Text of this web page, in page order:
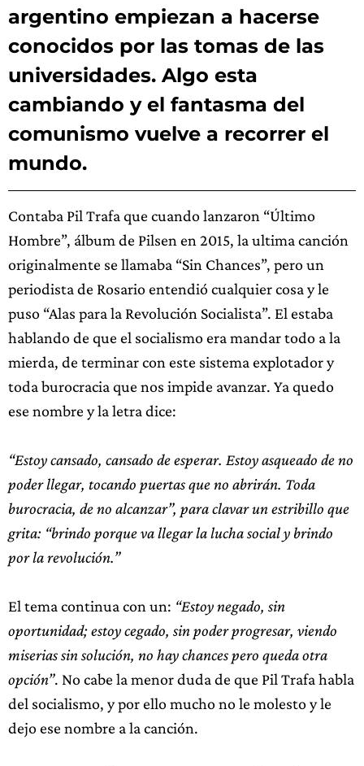
argentino empiezan a hacerse
conocidos por las tomas de las
universidades. Algo esta
cambiando y el fantasma del
comunismo vuelve a recorrer el
mundo.
Contaba Pil Trafa que cuando lanzaron “Último
Hombre”, álbum de Pilsen en 2015, la ultima canción
originalmente se llamaba “Sin Chances”, pero un
periodista de Rosario entendió cualquier cosa y le
puso “Alas para la Revolución Socialista”. El estaba
hablando de que el socialismo era mandar todo a la
mierda, de terminar con este sistema explotador y
toda burocracia que nos impide avanzar. Ya quedo
ese nombre y la letra dice:
“Estoy cansado, cansado de esperar. Estoy asqueado de no
poder llegar, tocando puertas que no abrirán. Toda
burocracia, de no alcanzar”, para clavar un estribillo que
grita: “brindo porque va llegar la lucha social y brindo
por la revolución.”
El tema continua con un: “Estoy negado, sin
oportunidad; estoy cegado, sin poder progresar, viendo
miserias sin solución, no hay chances pero queda otra
opción”. No cabe la menor duda de que Pil Trafa habla
del socialismo, y por ello mucho no le molesto y le
dejo ese nombre a la canción.